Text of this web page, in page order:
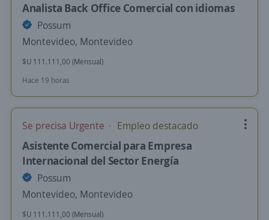
Analista Back Office Comercial con idiomas
Possum
Montevideo, Montevideo
$U 111.111,00 (Mensual)
Hace 19 horas
Se precisa Urgente Empleo destacado
Asistente Comercial para Empresa
Internacional del Sector Energía
Possum
Montevideo, Montevideo
$U 111.111,00 (Mensual)